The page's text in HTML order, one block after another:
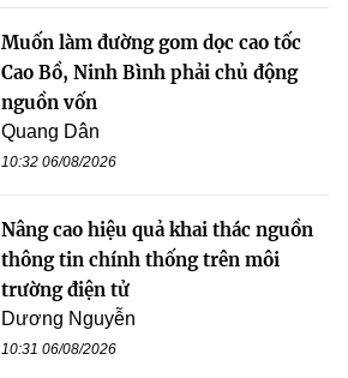
Muốn làm đường gom dọc cao tốc
Cao Bồ, Ninh Bình phải chủ động
nguồn vốn
Quang Dân
10:32 06/08/2026
Nâng cao hiệu quả khai thác nguồn
thông tin chính thống trên môi
trường điện tử
Dương Nguyễn
10:31 06/08/2026